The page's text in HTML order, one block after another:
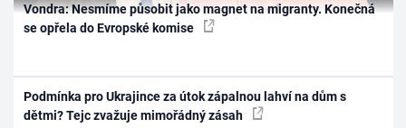
Vondra: Nesmíme působit jako magnet na migranty. Konečná
se opřela do Evropské komise
Podmínka pro Ukrajince za útok zápalnou lahví na dům s
dětmi? Tejc zvažuje mimořádný zásah